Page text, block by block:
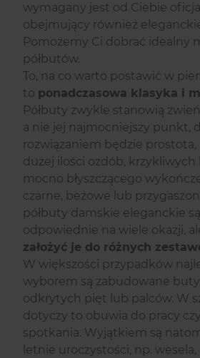
wymagany jest od Ciebie
obejmujący również
Pomożemy Ci dobrać idealny
półbutów.
To, na co warto postawić w
to ponadczasowa klasyka i
Półbuty zwykle stanowią
a nie jej najmocniejszy punkt,
rozwiązaniem będzie
dużej ilości ozdób, krzykliwych
mocno błyszczącego
czarne, beżowe lub
półbuty damskie eleganckie
odpowiednie na wiele okazji,
założyć je do różnych
W większości przypadków
wyborem są zabudowane
odkrytych pięt lub palców. W
dotyczy to obuwia do pracy
spotkania. Wyjątkiem są
letnie uroczystości, np.